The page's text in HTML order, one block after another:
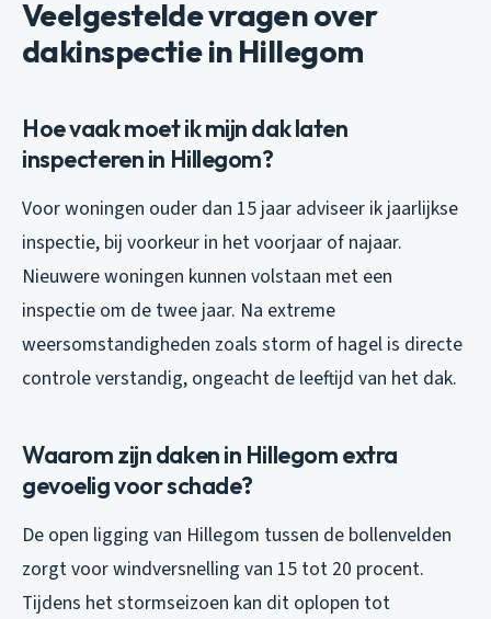
Veelgestelde vragen over
dakinspectie in Hillegom
Hoe vaak moet ik mijn dak laten
inspecteren in Hillegom?
Voor woningen ouder dan 15 jaar adviseer ik jaarlijkse
inspectie, bij voorkeur in het voorjaar of najaar.
Nieuwere woningen kunnen volstaan met een
inspectie om de twee jaar. Na extreme
weersomstandigheden zoals storm of hagel is directe
controle verstandig, ongeacht de leeftijd van het dak.
Waarom zijn daken in Hillegom extra
gevoelig voor schade?
De open ligging van Hillegom tussen de bollenvelden
zorgt voor windversnelling van 15 tot 20 procent.
Tijdens het stormseizoen kan dit oplopen tot